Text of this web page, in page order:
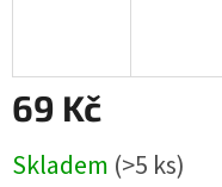
69 Kč
cena:
Skladem (>5 ks)